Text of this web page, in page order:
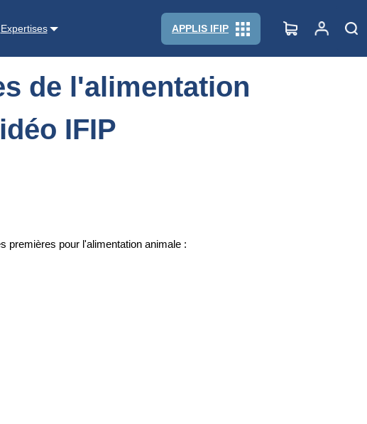
Expertises APPLIS IFIP
de l'alimentation
IFIP
premières pour l'alimentation animale :